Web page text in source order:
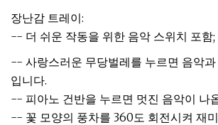
장난감 트레이:
-- 더 쉬운 작동을 위한 음악 스위치 포함;
-- 사랑스러운 무당벌레를 누르면 음악
입니다.
-- 피아노 건반을 누르면 멋진 음악이 나
-- 꽃 모양의 풍차를 360도 회전시켜 재